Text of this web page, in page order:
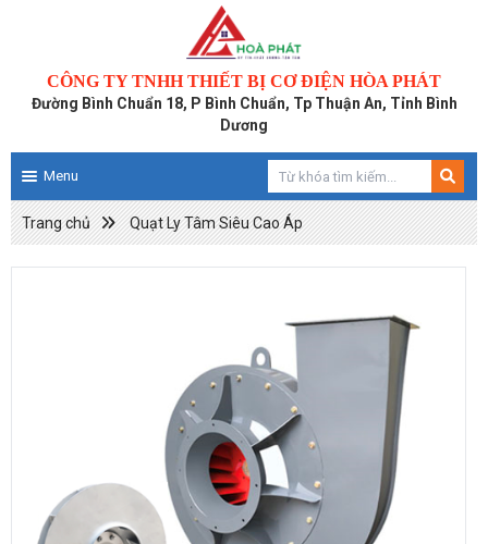
CÔNG TY TNHH THIẾT BỊ CƠ ĐIỆN HÒA PHÁT
Đường Bình Chuẩn 18, P Bình Chuẩn, Tp Thuận An, Tỉnh Bình
Dương
Menu
Trang chủ Quạt Ly Tâm Siêu Cao Áp